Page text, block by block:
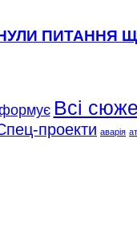
ПИТАННЯ
Всі
проекти аварія